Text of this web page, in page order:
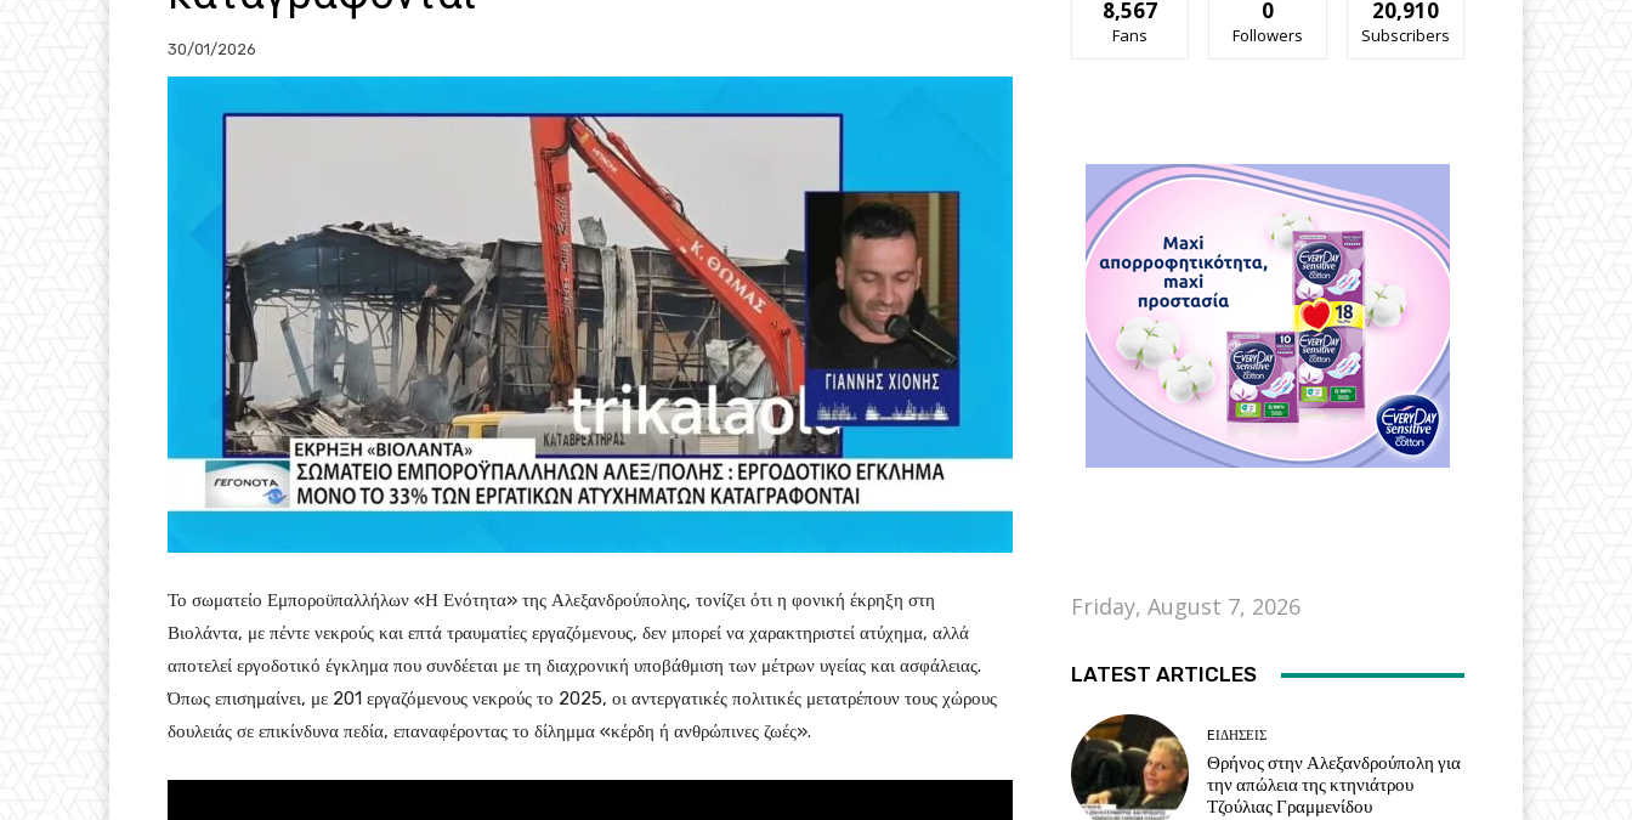
30/01/2026
Το σωματείο Εμποροϋπαλλήλων «Η Ενότητα» της Αλεξανδρούπολης, τονίζει ότι η φονική έκρηξη στη
Βιολάντα, με πέντε νεκρούς και επτά τραυματίες εργαζόμενους, δεν μπορεί να χαρακτηριστεί ατύχημα, αλλά
αποτελεί εργοδοτικό έγκλημα που συνδέεται με τη διαχρονική υποβάθμιση των μέτρων υγείας και ασφάλειας.
Όπως επισημαίνει, με 201 εργαζόμενους νεκρούς το 2025, οι αντεργατικές πολιτικές μετατρέπουν τους χώρους
δουλειάς σε επικίνδυνα πεδία, επαναφέροντας το δίλημμα «κέρδη ή ανθρώπινες ζωές».
8,567
Fans
0
Followers
20,910
Subscribers
Friday, August 7, 2026
LATEST ARTICLES
EΙΔΗΣΕΙΣ
Θρήνος στην Αλεξανδρούπολη για
την απώλεια της κτηνιάτρου
Τζούλιας Γραμμενίδου